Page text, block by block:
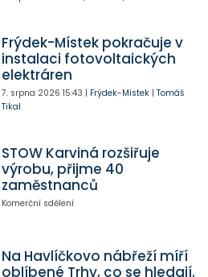
Frýdek-Místek pokračuje v
instalaci fotovoltaických
elektráren
7. srpna 2026 15:43 | Frýdek-Místek| Tomáš
Tikal
STOW Karviná rozšiřuje
výrobu, přijme 40
zaměstnanců
Komerční sdělení
Na Havlíčkovo nábřeží míří
oblíbené Trhy, co se hledají.